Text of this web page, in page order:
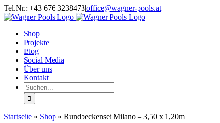
Zum
Inhalt
Facebook
Twitter
Instagram
YouTube
Tel.Nr.: +43 676 3238473|office@wagner-pools.at
Shop
Projekte
Blog
Social Media
Über uns
Kontakt
Suche
nach:
Startseite » Shop » Rundbeckenset Milano – 3,50 x 1,20m